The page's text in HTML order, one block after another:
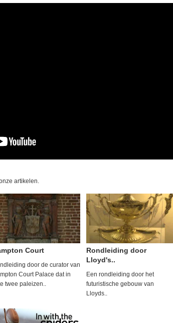
artikelen.
Court
door de curator van
Court Palace dat in
twee paleizen..
Rondleiding door
Lloyd's..
Een rondleiding door het
futuristische gebouw van
Lloyds..